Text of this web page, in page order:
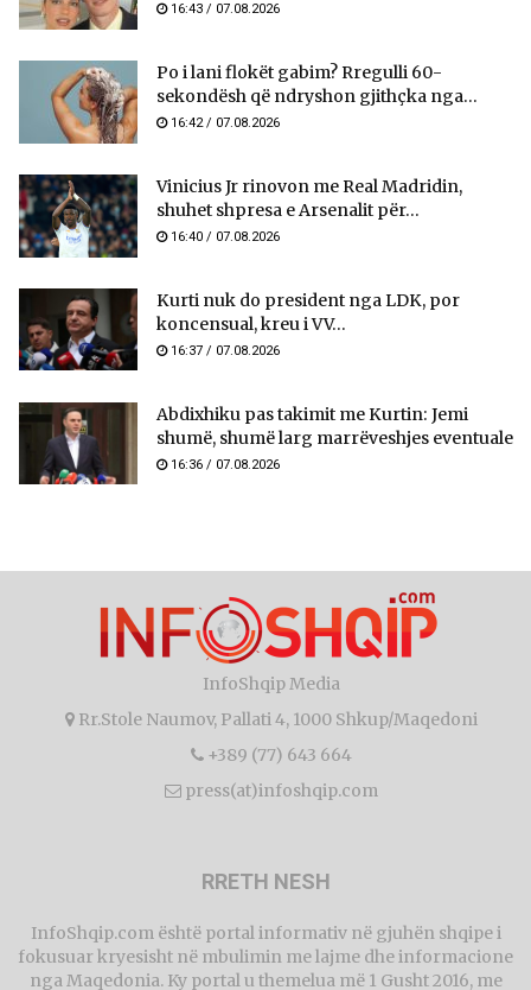
16:43 / 07.08.2026
Po i lani flokët gabim? Rregulli 60-
sekondësh që ndryshon gjithçka nga...
16:42 / 07.08.2026
Vinicius Jr rinovon me Real Madridin,
shuhet shpresa e Arsenalit për...
16:40 / 07.08.2026
Kurti nuk do president nga LDK, por
koncensual, kreu i VV...
16:37 / 07.08.2026
Abdixhiku pas takimit me Kurtin: Jemi
shumë, shumë larg marrëveshjes eventuale
16:36 / 07.08.2026
InfoShqip Media
Rr.Stole Naumov, Pallati 4, 1000 Shkup/Maqedoni
+389 (77) 643 664
press(at)infoshqip.com
RRETH NESH
InfoShqip.com është portal informativ në gjuhën shqipe i
fokusuar kryesisht në mbulimin me lajme dhe informacione
nga Maqedonia. Ky portal u themelua më 1 Gusht 2016, me